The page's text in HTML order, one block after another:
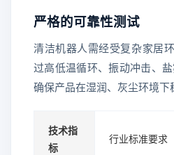
严格的可靠性测试
清洁机器人需经受复杂家居
过高低温循环、振动冲击、盐
确保产品在湿润、灰尘环境下
技术指
标
行业标准要求